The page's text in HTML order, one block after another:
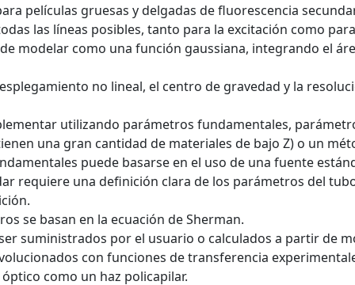
películas gruesas y delgadas de fluorescencia
las líneas posibles, tanto para la excitación como
modelar como una función gaussiana, integrando el
no lineal, el centro de gravedad y la
utilizando parámetros fundamentales,
una gran cantidad de materiales de bajo Z) o un
puede basarse en el uso de una fuente
requiere una definición clara de los parámetros del
se basan en la ecuación de Sherman.
suministrados por el usuario o calculados a partir de
con funciones de transferencia
como un haz policapilar.